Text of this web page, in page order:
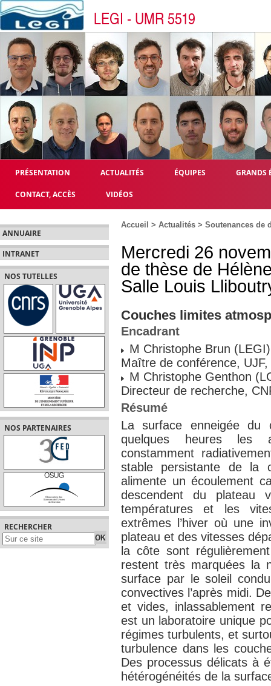
LEGI - UMR 5519
PRÉSENTATION ACTUALITÉS ÉQUIPES GRANDS
CONTACT, ACCÈS VIDÉOS
ANNUAIRE
INTRANET
NOS TUTELLES
NOS PARTENAIRES
RECHERCHER
Accueil > Actualités > Soutenances de
Mercredi 26
de thèse de
Salle Louis
Couches limites
Encadrant
M Christophe Brun
Maître de conférence,
M Christophe Genthon
Directeur de recherche,
Résumé
La surface enneigée du
quelques heures les
constamment
stable persistante de la
alimente un écoulement
descendent du plateau
températures et les
extrêmes l’hiver où une
plateau et des vitesses
la côte sont
restent très marquées la
surface par le soleil
convectives l’après midi.
et vides, inlassablement
est un laboratoire unique
régimes turbulents, et
turbulence dans les
Des processus délicats à
hétérogénéités de la